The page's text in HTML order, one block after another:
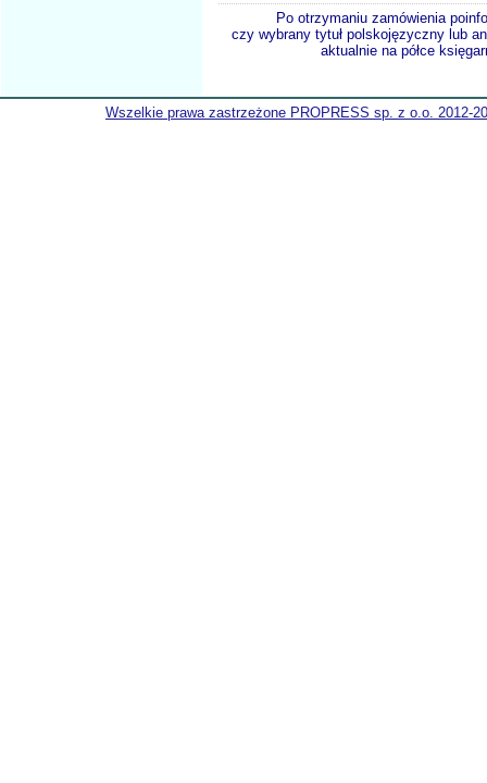
Po otrzymaniu zamówienia
czy wybrany tytuł polskojęzyczny lub
aktualnie na półce
Wszelkie prawa zastrzeżone PROPRESS sp. z o.o. 2012-